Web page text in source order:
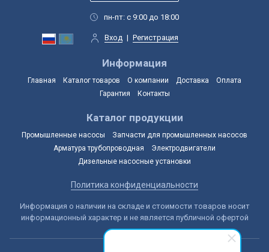
пн-пт: с 9:00 до 18:00
Вход | Регистрация
Информация
Главная Каталог товаров О компании Доставка
Оплата
Гарантия
Контакты
Каталог продукции
Промышленные насосы
Запчасти для промышленных насосов
Арматура трубопроводная
Электродвигатели
Дизельные насосные установки
Политика конфиденциальности
Информация о наличии на складе и стоимости товаров носит
информационный характер и не является публичной офертой